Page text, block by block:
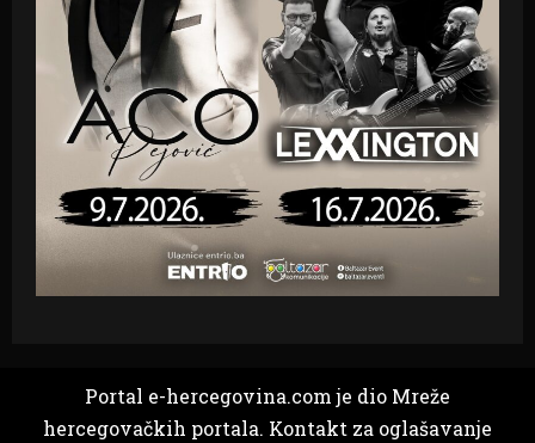
Portal e-hercegovina.com je dio Mreže
hercegovačkih portala. Kontakt za oglašavanje